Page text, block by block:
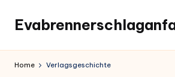
content
Home Verlagsgeschichte